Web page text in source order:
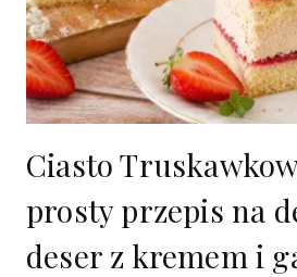
Ciasto
prosty przepis na
deser z kremem i